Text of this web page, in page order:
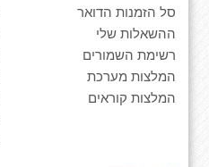
סל הזמנות הדואר
ההשאלות שלי
רשימת השמורים
המלצות מערכת
המלצות קוראים